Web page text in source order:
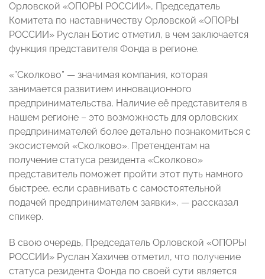
Орловской «ОПОРЫ РОССИИ», Председатель
Комитета по наставничеству Орловской «ОПОРЫ
РОССИИ» Руслан Ботис отметил, в чем заключается
функция представителя Фонда в регионе.
«”Сколково” — значимая компания, которая
занимается развитием инновационного
предпринимательства. Наличие её представителя в
нашем регионе – это возможность для орловских
предпринимателей более детально познакомиться с
экосистемой «Сколково». Претендентам на
получение статуса резидента «Сколково»
представитель поможет пройти этот путь намного
быстрее, если сравнивать с самостоятельной
подачей предпринимателем заявки», — рассказал
спикер.
В свою очередь, Председатель Орловской «ОПОРЫ
РОССИИ» Руслан Хахичев отметил, что получение
статуса резидента Фонда по своей сути является